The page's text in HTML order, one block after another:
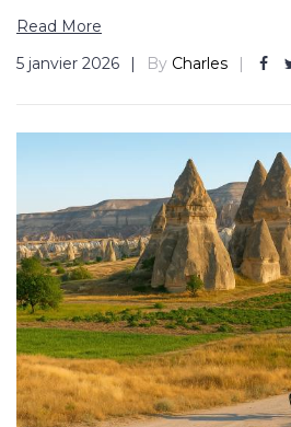
Read More
5 janvier 2026
By Charles